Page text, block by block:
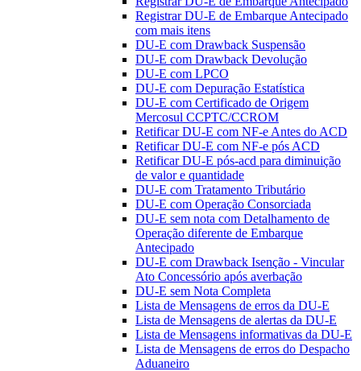
Registrar DU-E de Embarque Antecipado
com mais itens
DU-E com Drawback Suspensão
DU-E com Drawback Devolução
DU-E com LPCO
DU-E com Depuração Estatística
DU-E com Certificado de Origem
Mercosul CCPTC/CCROM
Retificar DU-E com NF-e Antes do ACD
Retificar DU-E com NF-e pós ACD
Retificar DU-E pós-acd para diminuição
de valor e quantidade
DU-E com Tratamento Tributário
DU-E com Operação Consorciada
DU-E sem nota com Detalhamento de
Operação diferente de Embarque
Antecipado
DU-E com Drawback Isenção - Vincular
Ato Concessório após averbação
DU-E sem Nota Completa
Lista de Mensagens de erros da DU-E
Lista de Mensagens de alertas da DU-E
Lista de Mensagens informativas da DU-E
Lista de Mensagens de erros do Despacho
Aduaneiro